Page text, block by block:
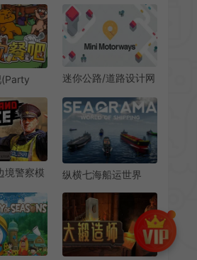
迷你公路/道路设计网
Motorways 下载
境警察模
纵横七海船运世界
Shipping)航运公司模
拟经营游戏|下载